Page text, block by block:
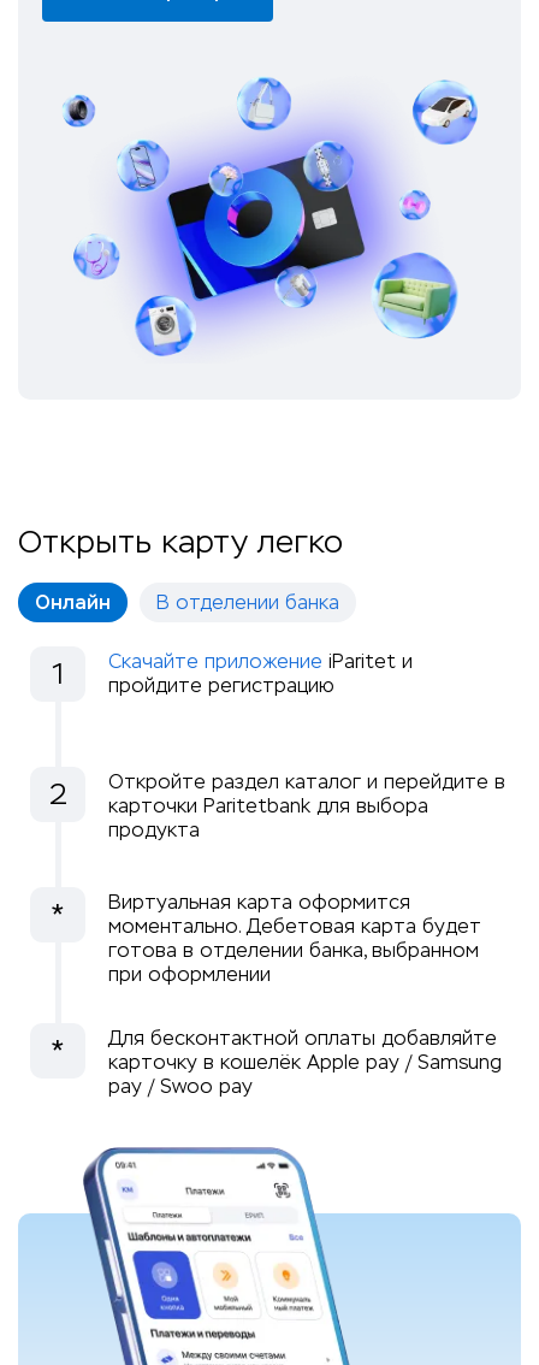
Открыть карту легко
Онлайн В отделении банка
1 Скачайте приложение iParitet и
пройдите регистрацию
2
Откройте раздел каталог и перейдите в
карточки Paritetbank для выбора
продукта
*
Виртуальная карта оформится
моментально. Дебетовая карта будет
готова в отделении банка, выбранном
при оформлении
*
Для бесконтактной оплаты добавляйте
карточку в кошелёк Apple pay / Samsung
pay / Swoo pay